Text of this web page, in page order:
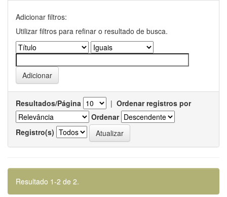
Adicionar filtros:
Utilizar filtros para refinar o resultado de busca.
Resultados/Página | Ordenar registros por
Ordenar
Registro(s)
Resultado 1-2 de 2.